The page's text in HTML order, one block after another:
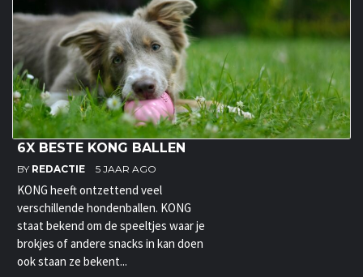
6X BESTE KONG BALLEN
BY REDACTIE 5 JAAR AGO
KONG heeft ontzettend veel
verschillende hondenballen. KONG
staat bekend om de speeltjes waar je
brokjes of andere snacks in kan doen
ook staan ze bekent...